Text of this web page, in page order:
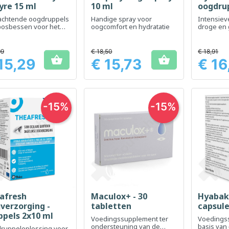
15 ml
oogdruppels
voor het

10 ml
Handige spray voor
oogcomfort en hydratatie
Prijs
€ 18,50
€ 15,73 
droge en
Prijs
€ 18,91
€
Snel bekijken
-
2x10 ml
-15%
Snel bekijken
Maculox+ - 30
tabletten
Voedingssupplement ter
ondersteuning van de
-15%

basis